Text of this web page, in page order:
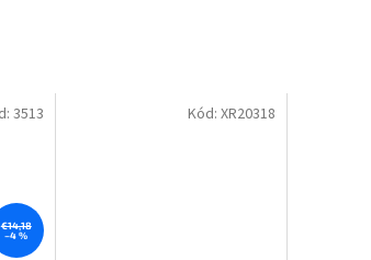
€14,18
–4 %
3513 Kód: XR20318